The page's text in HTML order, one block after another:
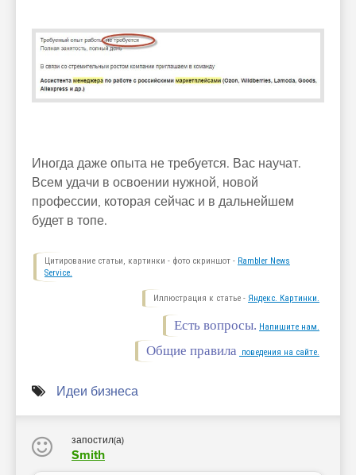
Иногда даже опыта не требуется. Вас научат.
Всем удачи в освоении нужной, новой
профессии, которая сейчас и в дальнейшем
будет в топе.
Цитирование статьи, картинки - фото скриншот - Rambler News
Service.
Иллюстрация к статье - Яндекс. Картинки.
Есть вопросы. Напишите нам.
Общие правила поведения на сайте.
Идеи бизнеса
запостил(а)
Smith